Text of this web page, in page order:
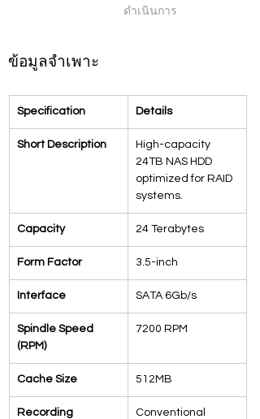
ดำเนินการ
ข้อมูลจำเพาะ
Specification Details
Short Description
High-capacity
24TB NAS HDD
optimized for RAID
systems.
Capacity 24 Terabytes
Form Factor 3.5-inch
Interface SATA 6Gb/s
Spindle Speed
(RPM)
7200 RPM
Cache Size 512MB
Recording
Conventional